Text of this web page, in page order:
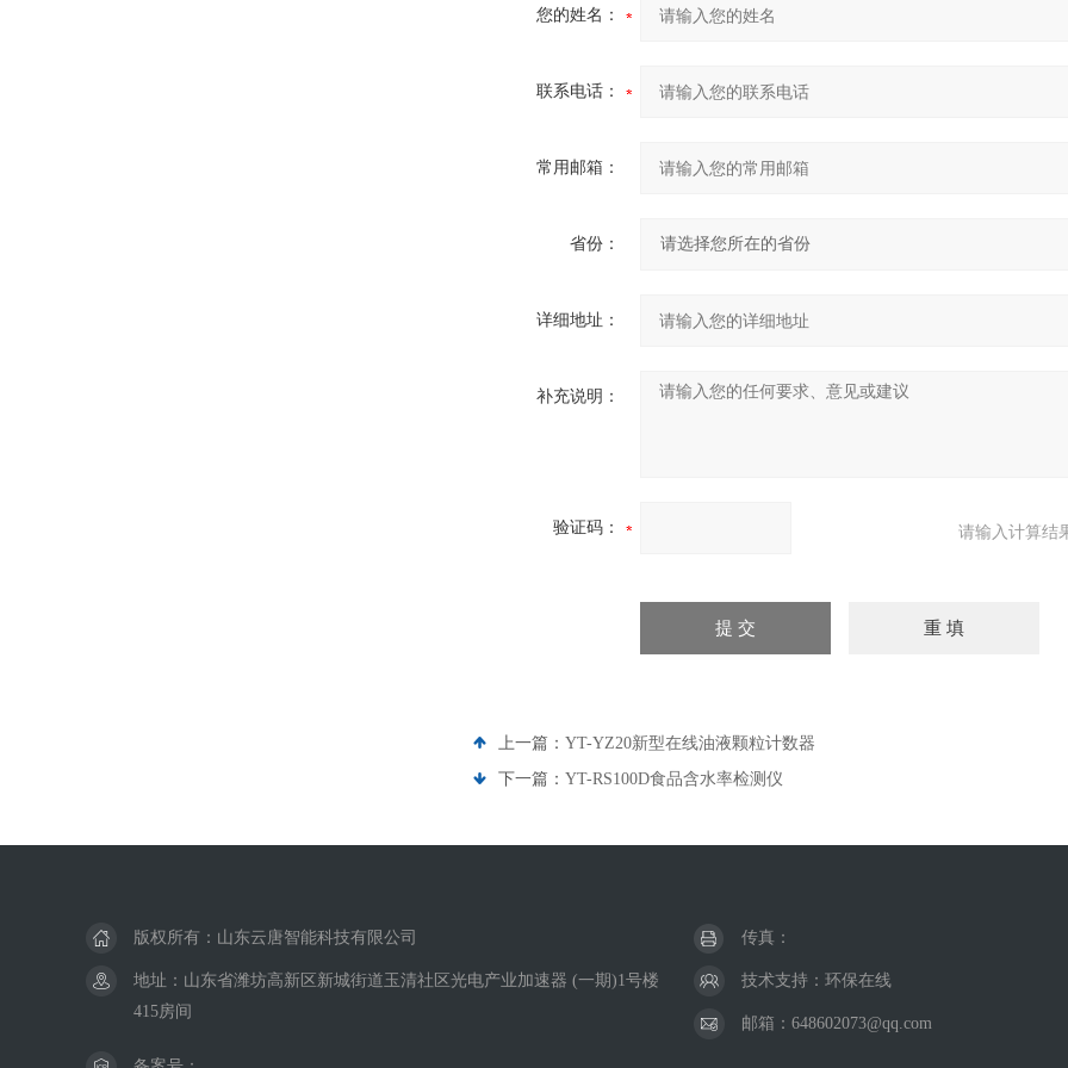
您的姓名：
联系电话：
常用邮箱：
省份：
详细地址：
补充说明：
验证码： 请输入计算结
上一篇： YT-YZ20新型在线油液颗粒计数器
下一篇： YT-RS100D食品含水率检测仪
版权所有：山东云唐智能科技有限公司 传真：
地址：山东省潍坊高新区新城街道玉清社区光电产业加速器 (一期)1号楼
415房间
技术支持： 环保在线
邮箱：648602073@qq.com